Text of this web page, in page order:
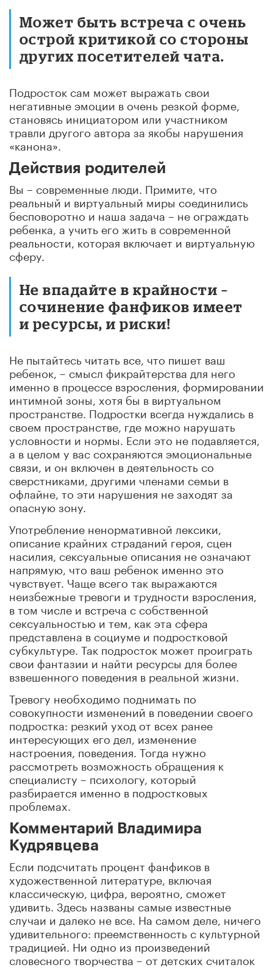
Может быть встреча с очень
острой критикой со стороны
других посетителей чата.
Подросток сам может выражать свои
негативные эмоции в очень резкой форме,
становясь инициатором или участником
травли другого автора за якобы нарушения
«канона».
Действия родителей
Вы – современные люди. Примите, что
реальный и виртуальный миры соединились
бесповоротно и наша задача – не ограждать
ребенка, а учить его жить в современной
реальности, которая включает и виртуальную
сферу.
Не впадайте в крайности –
сочинение фанфиков имеет
и ресурсы, и риски!
Не пытайтесь читать все, что пишет ваш
ребенок, – смысл фикрайтерства для него
именно в процессе взросления, формировании
интимной зоны, хотя бы в виртуальном
пространстве. Подростки всегда нуждались в
своем пространстве, где можно нарушать
условности и нормы. Если это не подавляется,
а в целом у вас сохраняются эмоциональные
связи, и он включен в деятельность со
сверстниками, другими членами семьи в
офлайне, то эти нарушения не заходят за
опасную зону.
Употребление ненормативной лексики,
описание крайних страданий героя, сцен
насилия, сексуальные описания не означают
напрямую, что ваш ребенок именно это
чувствует. Чаще всего так выражаются
неизбежные тревоги и трудности взросления,
в том числе и встреча с собственной
сексуальностью и тем, как эта сфера
представлена в социуме и подростковой
субкультуре. Так подросток может проиграть
свои фантазии и найти ресурсы для более
взвешенного поведения в реальной жизни.
Тревогу необходимо поднимать по
совокупности изменений в поведении своего
подростка: резкий уход от всех ранее
интересующих его дел, изменение
настроения, поведения. Тогда нужно
рассмотреть возможность обращения к
специалисту – психологу, который
разбирается именно в подростковых
проблемах.
Комментарий Владимира
Кудрявцева
Если подсчитать процент фанфиков в
художественной литературе, включая
классическую, цифра, вероятно, сможет
удивить. Здесь названы самые известные
случаи и далеко не все. На самом деле, ничего
удивительного: преемственность с культурной
традицией. Ни одно из произведений
словесного творчества – от детских считалок